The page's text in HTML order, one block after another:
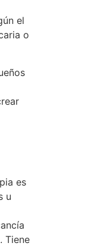
el
o
es
u
Tiene